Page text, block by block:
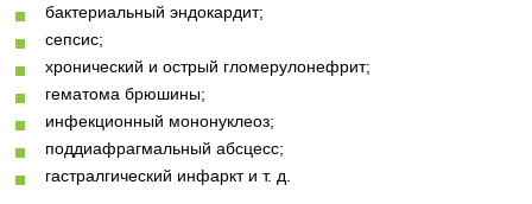
бактериальный эндокардит;
сепсис;
хронический и острый гломерулонефрит;
гематома брюшины;
инфекционный мононуклеоз;
поддиафрагмальный абсцесс;
гастралгический инфаркт и т. д.